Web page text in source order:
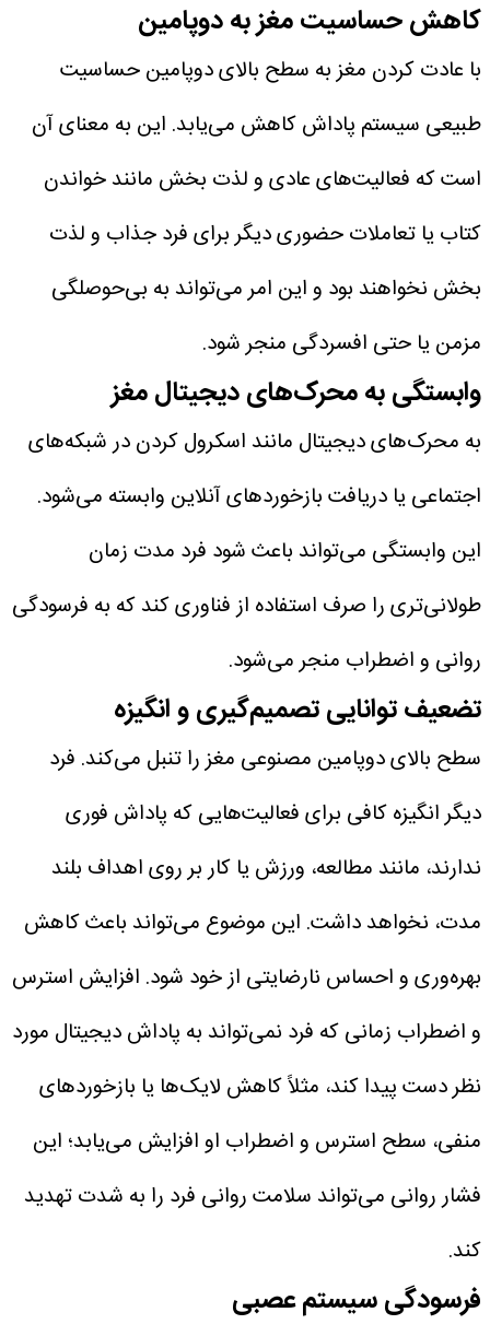
کاهش حساسیت مغز به دوپامین
با عادت کردن مغز به سطح بالای دوپامین حساسیت
طبیعی سیستم پاداش کاهش می‌یابد. این به معنای آن
است که فعالیت‌های عادی و لذت بخش مانند خواندن
کتاب یا تعاملات حضوری دیگر برای فرد جذاب و لذت
بخش نخواهند بود و این امر می‌تواند به بی‌حوصلگی
مزمن یا حتی افسردگی منجر شود.
وابستگی به محرک‌های دیجیتال مغز
به محرک‌های دیجیتال مانند اسکرول کردن در شبکه‌های
اجتماعی یا دریافت بازخوردهای آنلاین وابسته می‌شود.
این وابستگی می‌تواند باعث شود فرد مدت زمان
طولانی‌تری را صرف استفاده از فناوری کند که به فرسودگی
روانی و اضطراب منجر می‌شود.
تضعیف توانایی تصمیم‌گیری و انگیزه
سطح بالای دوپامین مصنوعی مغز را تنبل می‌کند. فرد
دیگر انگیزه کافی برای فعالیت‌هایی که پاداش فوری
ندارند، مانند مطالعه، ورزش یا کار بر روی اهداف بلند
مدت، نخواهد داشت. این موضوع می‌تواند باعث کاهش
بهره‌وری و احساس نارضایتی از خود شود. افزایش استرس
و اضطراب زمانی که فرد نمی‌تواند به پاداش دیجیتال مورد
نظر دست پیدا کند، مثلاً کاهش لایک‌ها یا بازخوردهای
منفی، سطح استرس و اضطراب او افزایش می‌یابد؛ این
فشار روانی می‌تواند سلامت روانی فرد را به شدت تهدید
کند.
فرسودگی سیستم عصبی